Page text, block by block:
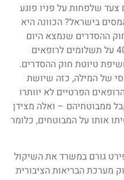
צעד שלפחות על פניו פוגע
בישראל? הכוונה היא
ההסדרים שנמצא היום
בדיוני הממשלה הוא היטל בגובה 40% על תשלומים לרופאים
טיוטת חוק ההסדרים.
של המילה, כזה שיושת
הפרטיים לא יוותרו
ממבוטחיהם – ואלה מצידן
אותו על המבוטחים, כלומר
גורם במשרד את השיקול
מערכת הבריאות הציבורית